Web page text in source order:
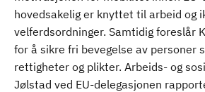
hovedsakelig er knyttet til arbeid og
velferdsordninger. Samtidig foreslår
for å sikre fri bevegelse av personer
rettigheter og plikter. Arbeids- og
Jølstad ved EU-delegasjonen